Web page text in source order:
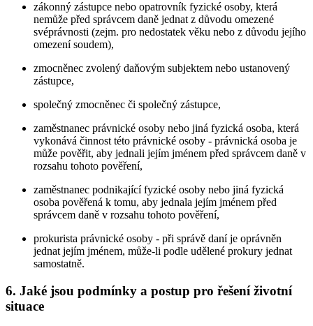
zákonný zástupce nebo opatrovník fyzické osoby, která
nemůže před správcem daně jednat z důvodu omezené
svéprávnosti (zejm. pro nedostatek věku nebo z důvodu jejího
omezení soudem),
zmocněnec zvolený daňovým subjektem nebo ustanovený
zástupce,
společný zmocněnec či společný zástupce,
zaměstnanec právnické osoby nebo jiná fyzická osoba, která
vykonává činnost této právnické osoby - právnická osoba je
může pověřit, aby jednali jejím jménem před správcem daně v
rozsahu tohoto pověření,
zaměstnanec podnikající fyzické osoby nebo jiná fyzická
osoba pověřená k tomu, aby jednala jejím jménem před
správcem daně v rozsahu tohoto pověření,
prokurista právnické osoby - při správě daní je oprávněn
jednat jejím jménem, může-li podle udělené prokury jednat
samostatně.
6. Jaké jsou podmínky a postup pro řešení životní
situace